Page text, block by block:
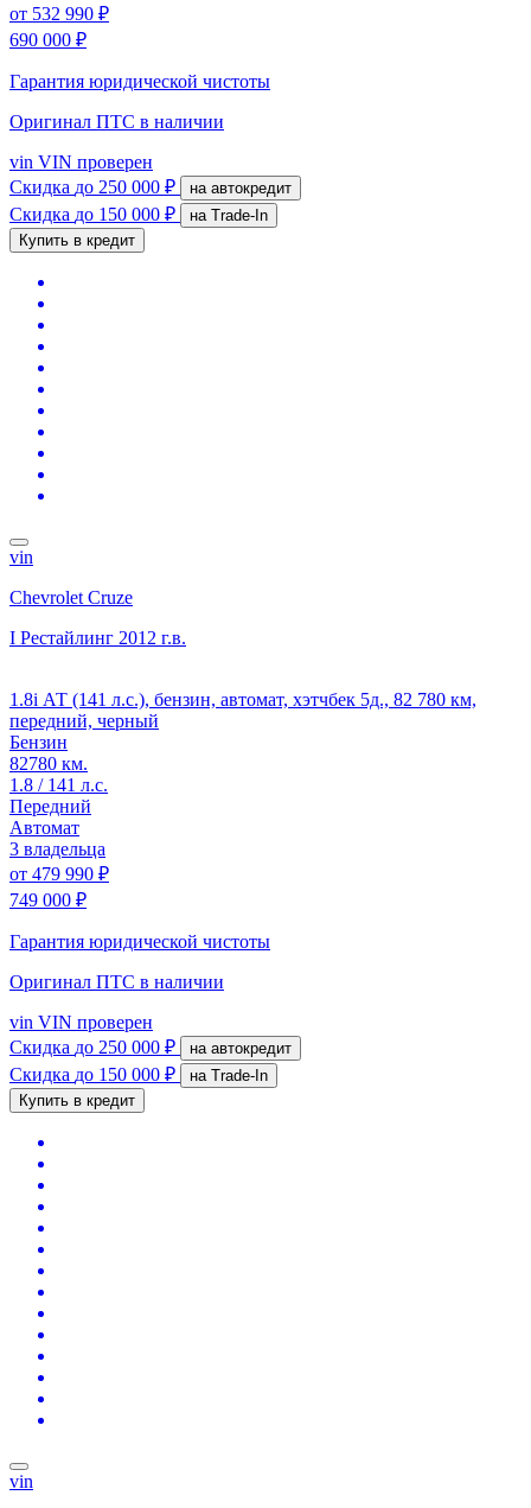
от 532 990 ₽
690 000 ₽
Гарантия юридической чистоты
Оригинал ПТС в наличии
vin VIN проверен
Скидка до 250 000 ₽ на автокредит
Скидка до 150 000 ₽
на Trade-In
Купить в кредит
vin
Chevrolet Cruze
I Рестайлинг 2012 г.в.
1.8i АТ (141 л.с.), бензин, автомат, хэтчбек 5д., 82 780 км,
передний, черный
Бензин
82780 км.
1.8 / 141 л.с.
Передний
Автомат
3 владельца
от 479 990 ₽
749 000 ₽
Гарантия юридической чистоты
Оригинал ПТС в наличии
vin VIN проверен
Скидка до 250 000 ₽ на автокредит
Скидка до 150 000 ₽
на Trade-In
Купить в кредит
vin